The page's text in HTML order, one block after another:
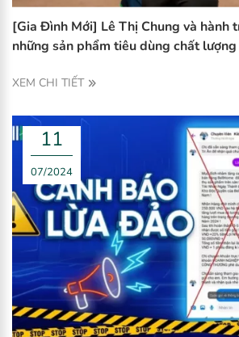
[Gia Đình Mới] Lê Thị Chung và hành
những sản phẩm tiêu dùng chất lượng
XEM CHI TIẾT
11
07/2024